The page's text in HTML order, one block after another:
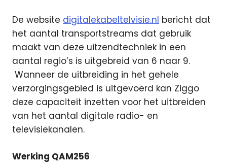
De website digitalekabeltelvisie.nl bericht dat
het aantal transportstreams dat gebruik
maakt van deze uitzendtechniek in een
aantal regio’s is uitgebreid van 6 naar 9.
Wanneer de uitbreiding in het gehele
verzorgingsgebied is uitgevoerd kan Ziggo
deze capaciteit inzetten voor het uitbreiden
van het aantal digitale radio- en
televisiekanalen.
Werking QAM256